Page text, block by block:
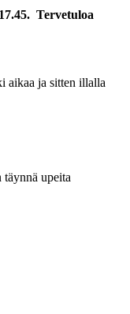
Tervetuloa
aikaa ja sitten illalla
upeita